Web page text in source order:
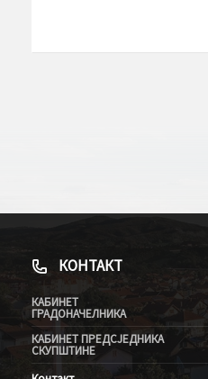
КОНТАКТ
КАБИНЕТ
ГРАДОНАЧЕЛНИКА
КАБИНЕТ ПРЕДСЈЕДНИКА
СКУПШТИНЕ